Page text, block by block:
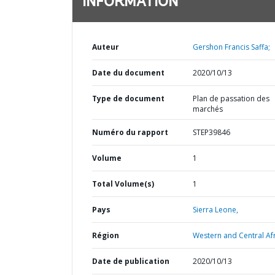
Auteur Gershon Francis Saffa;
Date du document 2020/10/13
Type de document
Plan de passation des
marchés
Numéro du rapport STEP39846
Volume 1
Total Volume(s) 1
Pays Sierra Leone,
Région Western and Central
Date de publication 2020/10/13